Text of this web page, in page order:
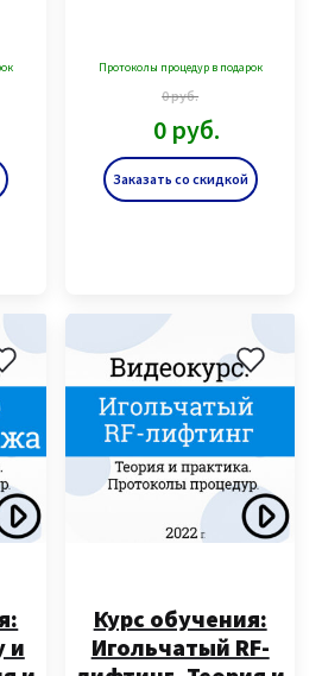
Заказать со скидкой
Протоколы процедур в подарок
0руб.
0 руб.
и
Курс обучения:
Игольчатый RF-